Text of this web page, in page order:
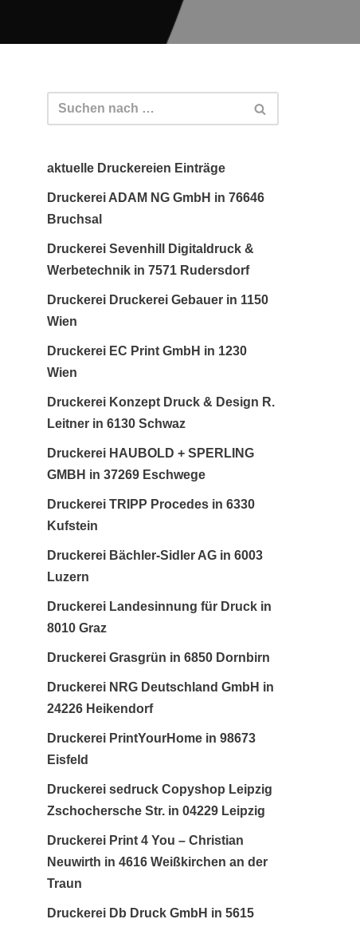
aktuelle Druckereien Einträge
Druckerei ADAM NG GmbH in 76646
Bruchsal
Druckerei Sevenhill Digitaldruck &
Werbetechnik in 7571 Rudersdorf
Druckerei Druckerei Gebauer in 1150
Wien
Druckerei EC Print GmbH in 1230
Wien
Druckerei Konzept Druck & Design R.
Leitner in 6130 Schwaz
Druckerei HAUBOLD + SPERLING
GMBH in 37269 Eschwege
Druckerei TRIPP Procedes in 6330
Kufstein
Druckerei Bächler-Sidler AG in 6003
Luzern
Druckerei Landesinnung für Druck in
8010 Graz
Druckerei Grasgrün in 6850 Dornbirn
Druckerei NRG Deutschland GmbH in
24226 Heikendorf
Druckerei PrintYourHome in 98673
Eisfeld
Druckerei sedruck Copyshop Leipzig
Zschochersche Str. in 04229 Leipzig
Druckerei Print 4 You – Christian
Neuwirth in 4616 Weißkirchen an der
Traun
Druckerei Db Druck GmbH in 5615